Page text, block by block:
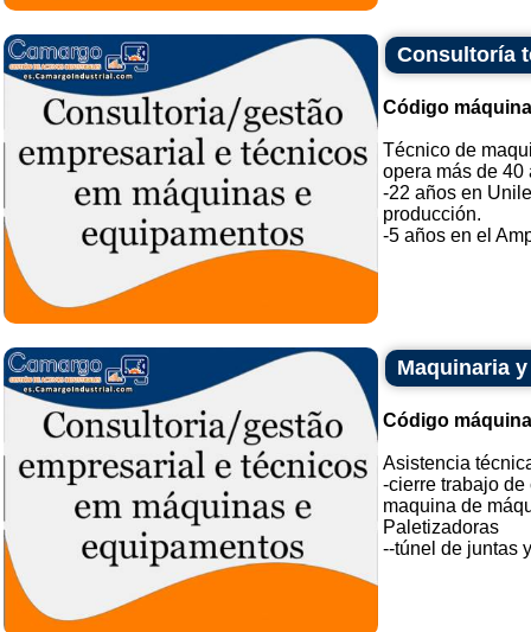
Consultoría
Código
Técnico de
opera más de 40
-22 años en
producción.
-5 años en el
Maquinaria
Código
Asistencia
-cierre trabajo
maquina de
Paletizadoras
--túnel de juntas